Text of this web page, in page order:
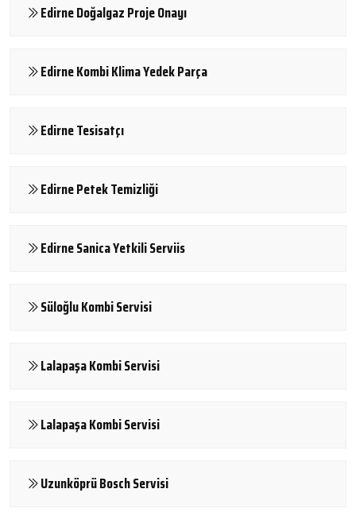
Edirne Doğalgaz Proje Onayı
Edirne Kombi Klima Yedek Parça
Edirne Tesisatçı
Edirne Petek Temizliği
Edirne Sanica Yetkili Serviis
Süloğlu Kombi Servisi
Lalapaşa Kombi Servisi
Lalapaşa Kombi Servisi
Uzunköprü Bosch Servisi